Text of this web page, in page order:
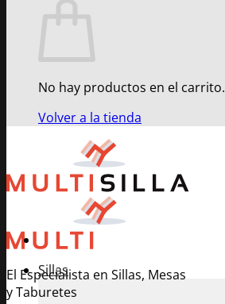
No hay productos en el carrito.
Volver a la tienda
El Especialista en Sillas, Mesas
y Taburetes
Sillas